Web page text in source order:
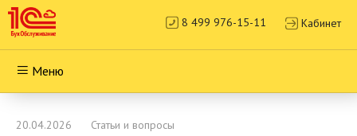
8 499 976-15-11 Кабинет
Меню
20.04.2026 Статьи и вопросы